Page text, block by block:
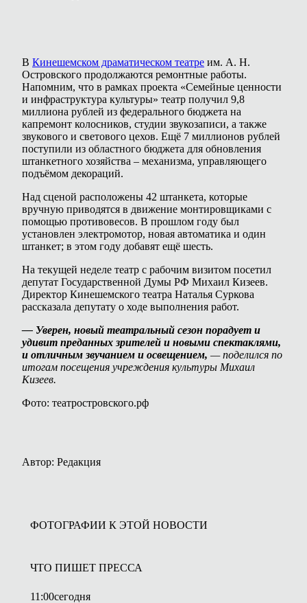
В Кинешемском драматическом театре им. А. Н.
Островского продолжаются ремонтные работы.
Напомним, что в рамках проекта «Семейные ценности
и инфраструктура культуры» театр получил 9,8
миллиона рублей из федерального бюджета на
капремонт колосников, студии звукозаписи, а также
звукового и светового цехов. Ещё 7 миллионов рублей
поступили из областного бюджета для обновления
штанкетного хозяйства – механизма, управляющего
подъёмом декораций.
Над сценой расположены 42 штанкета, которые
вручную приводятся в движение монтировщиками с
помощью противовесов. В прошлом году был
установлен электромотор, новая автоматика и один
штанкет; в этом году добавят ещё шесть.
На текущей неделе театр с рабочим визитом посетил
депутат Государственной Думы РФ Михаил Кизеев.
Директор Кинешемского театра Наталья Суркова
рассказала депутату о ходе выполнения работ.
— Уверен, новый театральный сезон порадует и
удивит преданных зрителей и новыми спектаклями,
и отличным звучанием и освещением, — поделился по
итогам посещения учреждения культуры Михаил
Кизеев.
Фото: театростровского.рф
Автор: Редакция
ФОТОГРАФИИ К ЭТОЙ НОВОСТИ
ЧТО ПИШЕТ ПРЕССА
11:00сегодня